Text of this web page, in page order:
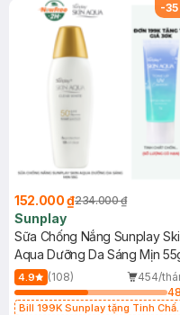
-35
152.000 ₫234.000 ₫
Sunplay
Sữa Chống Nắng Sunplay
Aqua Dưỡng Da Sáng Mịn
4.9 (108)
454/
48
Bill 199K Sunplay tặng Tinh Chất